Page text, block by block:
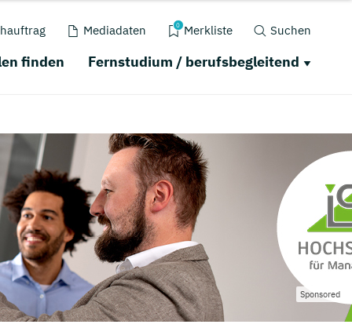
Mediadaten 0 Merkliste Suchen
finden Fernstudium / berufsbegleitend
Sponsored